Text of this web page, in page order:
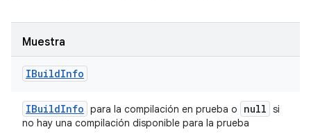
Muestra
IBuildInfo
IBuildInfo para la compilación en prueba o null si
no hay una compilación disponible para la prueba